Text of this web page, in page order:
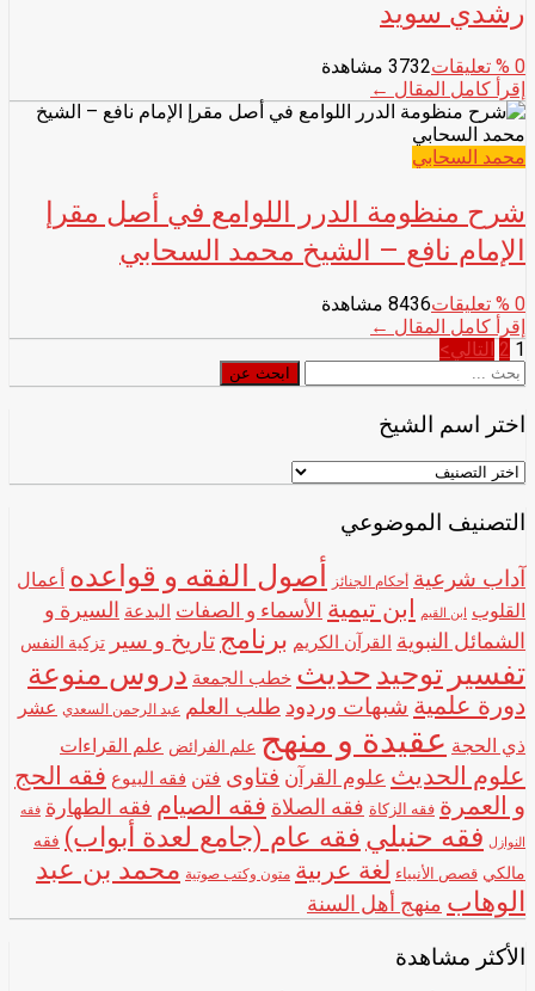
رشدي سويد
0 % تعليقات3732 مشاهدة
إقرأ كامل المقال ←
محمد السحابي
شرح منظومة الدرر اللوامع في أصل مقرإ
الإمام نافع – الشيخ محمد السحابي
0 % تعليقات8436 مشاهدة
إقرأ كامل المقال ←
تصفّح
المقالات
1
2 التالي>
ابحث
عن
ابحث عن
اختر اسم الشيخ
اختر
الشيخ
التصنيف الموضوعي
آداب شرعية أحكام الجنائز أصول الفقه و قواعده أعمال
القلوب ابن القيم ابن تيمية الأسماء و الصفات البدعة السيرة و
الشمائل النبوية القرآن الكريم برنامج تاريخ و سير تزكية النفس
تفسير توحيد حديث خطب الجمعة دروس منوعة
دورة علمية شبهات وردود طلب العلم عبد الرحمن السعدي عشر
ذي الحجة عقيدة و منهج علم الفرائض علم القراءات
علوم الحديث علوم القرآن فتاوى فتن فقه البيوع فقه الحج
و العمرة فقه الزكاة فقه الصلاة فقه الصيام فقه الطهارة فقه
النوازل فقه حنبلي فقه عام (جامع لعدة أبواب) فقه
مالكي قصص الأنبياء لغة عربية متون وكتب صوتية محمد بن عبد
الوهاب منهج أهل السنة
الأكثر مشاهدة